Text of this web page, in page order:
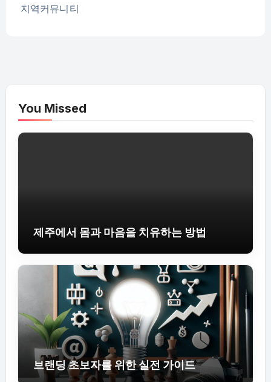
지역커뮤니티
You Missed
제주에서 몸과 마음을 치유하는 방법
브랜딩 초보자를 위한 실전 가이드